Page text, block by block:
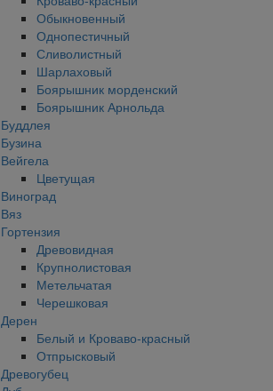
Обыкновенный
Однопестичный
Сливолистный
Шарлаховый
Боярышник морденский
Боярышник Арнольда
Буддлея
Бузина
Вейгела
Цветущая
Виноград
Вяз
Гортензия
Древовидная
Крупнолистовая
Метельчатая
Черешковая
Дерен
Белый и Кроваво-красный
Отпрысковый
Древогубец